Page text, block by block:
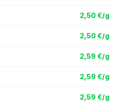
2,50 €/g
2,50 €/g
2,59 €/g
2,59 €/g
2,59 €/g